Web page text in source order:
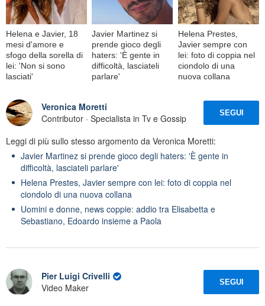
Helena e Javier, 18
mesi d'amore e
sfogo della sorella di
lei: 'Non si sono
lasciati'
Javier Martinez si
prende gioco degli
haters: 'È gente in
difficoltà, lasciateli
parlare'
Helena Prestes,
Javier sempre con
lei: foto di coppia nel
ciondolo di una
nuova collana
Veronica Moretti
Contributor · Specialista in Tv e Gossip
SEGUI
Leggi di più sullo stesso argomento da Veronica Moretti:
Javier Martinez si prende gioco degli haters: 'È gente in
difficoltà, lasciateli parlare'
Helena Prestes, Javier sempre con lei: foto di coppia nel
ciondolo di una nuova collana
Uomini e donne, news coppie: addio tra Elisabetta e
Sebastiano, Edoardo insieme a Paola
Pier Luigi Crivelli
Video Maker
SEGUI